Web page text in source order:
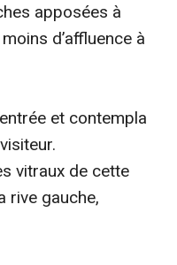
apposées à
d’affluence à
et contempla
vitraux de cette
rive gauche,